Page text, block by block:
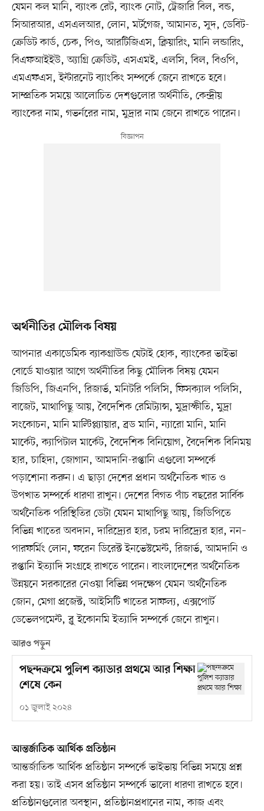
যেমন কল মানি, ব্যাংক রেট, ব্যাংক নোট, ট্রেজারি বিল, বন্ড,
সিআরআর, এসএলআর, লোন, মর্টগেজ, আমানত, সুদ, ডেবিট-
ক্রেডিট কার্ড, চেক, পিও, আরটিজিএস, ক্লিয়ারিং, মানি লন্ডারিং,
বিএফআইইউ, অ্যাগ্রি ক্রেডিট, এসএমই, এলসি, বিল, বিওপি,
এমএফএস, ইন্টারনেট ব্যাংকিং সম্পর্কে জেনে রাখতে হবে।
সাম্প্রতিক সময়ে আলোচিত দেশগুলোর অর্থনীতি, কেন্দ্রীয়
ব্যাংকের নাম, গভর্নরের নাম, মুদ্রার নাম জেনে রাখতে পারেন।
অর্থনীতির মৌলিক বিষয়
আপনার একাডেমিক ব্যাকগ্রাউন্ড যেটাই হোক, ব্যাংকের ভাইভা
বোর্ডে যাওয়ার আগে অর্থনীতির কিছু মৌলিক বিষয় যেমন
জিডিপি, জিএনপি, রিজার্ভ, মনিটরি পলিসি, ফিসক্যাল পলিসি,
বাজেট, মাথাপিছু আয়, বৈদেশিক রেমিট্যান্স, মুদ্রাস্ফীতি, মুদ্রা
সংকোচন, মানি মাল্টিপ্ল্যায়ার, ব্রড মানি, ন্যারো মানি, মানি
মার্কেট, ক্যাপিটাল মার্কেট, বৈদেশিক বিনিয়োগ, বৈদেশিক বিনিময়
হার, চাহিদা, জোগান, আমদানি-রপ্তানি এগুলো সম্পর্কে
পড়াশোনা করুন। এ ছাড়া দেশের প্রধান অর্থনৈতিক খাত ও
উপখাত সম্পর্কে ধারণা রাখুন। দেশের বিগত পাঁচ বছরের সার্বিক
অর্থনৈতিক পরিস্থিতির ডেটা যেমন মাথাপিছু আয়, জিডিপিতে
বিভিন্ন খাতের অবদান, দারিদ্র্যের হার, চরম দারিদ্র্যের হার, নন–
পারফর্মিং লোন, ফরেন ডিরেক্ট ইনভেস্টমেন্ট, রিজার্ভ, আমদানি ও
রপ্তানি ইত্যাদি সংগ্রহে রাখতে পারেন। বাংলাদেশের অর্থনৈতিক
উন্নয়নে সরকারের নেওয়া বিভিন্ন পদক্ষেপ যেমন অর্থনৈতিক
জোন, মেগা প্রজেক্ট, আইসিটি খাতের সাফল্য, এক্সপোর্ট
ডেভেলপমেন্ট, ব্লু ইকোনমি ইত্যাদি সম্পর্কে জেনে রাখুন।
আরও পড়ুন
পছন্দক্রমে পুলিশ ক্যাডার প্রথমে আর শিক্ষা
শেষে কেন
০১ জুলাই ২০২৪
আন্তর্জাতিক আর্থিক প্রতিষ্ঠান
আন্তর্জাতিক আর্থিক প্রতিষ্ঠান সম্পর্কে ভাইভায় বিভিন্ন সময়ে প্রশ্ন
করা হয়। তাই এসব প্রতিষ্ঠান সম্পর্কে ভালো ধারণা রাখতে হবে।
প্রতিষ্ঠানগুলোর অবস্থান, প্রতিষ্ঠানপ্রধানের নাম, কাজ এবং